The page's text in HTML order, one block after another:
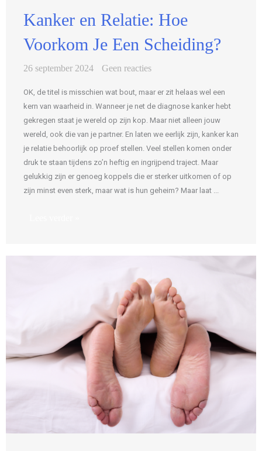
Kanker en Relatie: Hoe
Voorkom Je Een Scheiding?
26 september 2024 Geen reacties
OK, de titel is misschien wat bout, maar er zit helaas wel een
kern van waarheid in. Wanneer je net de diagnose kanker hebt
gekregen staat je wereld op zijn kop. Maar niet alleen jouw
wereld, ook die van je partner. En laten we eerlijk zijn, kanker kan
je relatie behoorlijk op proef stellen. Veel stellen komen onder
druk te staan tijdens zo’n heftig en ingrijpend traject. Maar
gelukkig zijn er genoeg koppels die er sterker uitkomen of op
zijn minst even sterk, maar wat is hun geheim? Maar laat ...